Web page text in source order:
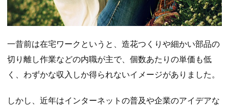
一昔前は在宅ワークというと、造花つくりや細かい部品の
切り離し作業などの内職が主で、個数あたりの単価も低
く、わずかな収入しか得られないイメージがありました。
しかし、近年はインターネットの普及や企業のアイデアな